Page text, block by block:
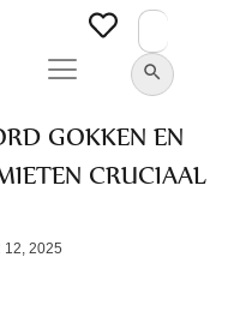
Search
SEARCH BUTTON
GOKKEN EN
CRUCIAAL
12, 2025